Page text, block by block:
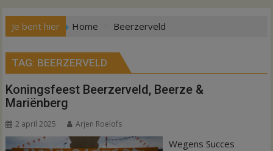
Je bent hier Home Beerzerveld
TAG: BEERZERVELD
Koningsfeest Beerzerveld, Beerze &
Mariënberg
2 april 2025 Arjen Roelofs
Wegens Succes